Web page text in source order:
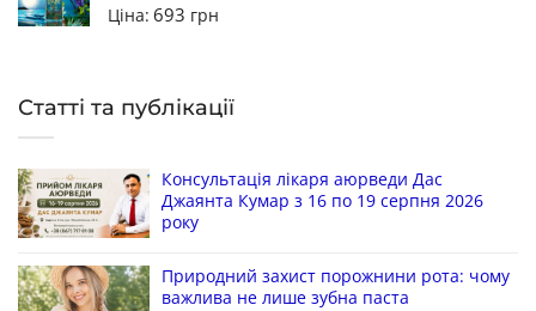
Ціна: 693 грн
Статті та публікації
Консультація лікаря аюрведи Дас
Джаянта Кумар з 16 по 19 серпня 2026
року
Природний захист порожнини рота: чому
важлива не лише зубна паста